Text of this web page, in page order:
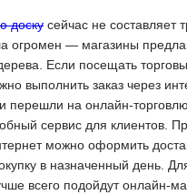
доскусейчас не составляет
огромен — магазины
Если посещать
выполнить заказ через
перешли на онлайн-торговлю,
сервис для клиентов.
можно оформить
в назначенный день.
всего подойдут онлайн-